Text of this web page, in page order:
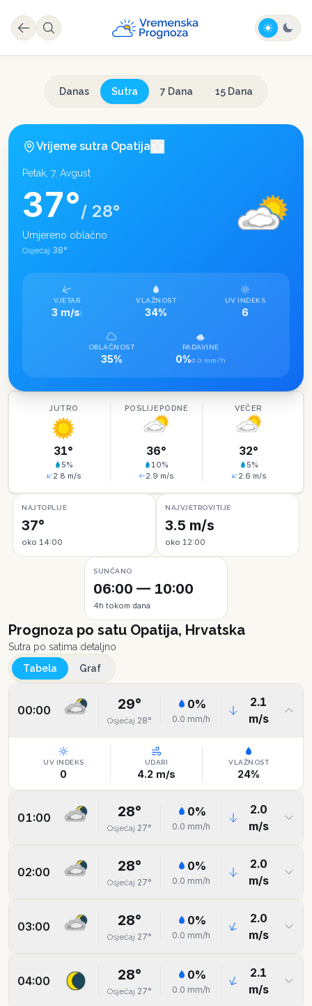
Danas Sutra 7 Dana 15 Dana
Vrijeme sutra Opatija
Petak, 7. Avgust
37°/ 28°
Umjereno oblačno
Osjećaj 38°
VJETAR
3 m/sI
VLAŽNOST
34%
UV INDEKS
6
OBLAČNOST
35%
PADAVINE
0%0.0 mm/h
JUTRO
31°
5%
2.8 m/s
POSLIJEPODNE
36°
10%
2.9 m/s
VEČER
32°
5%
2.6 m/s
NAJTOPLIJE
37°
oko 14:00
NAJVJETROVITIJE
3.5 m/s
oko 12:00
SUNČANO
06:00 — 10:00
4h tokom dana
Prognoza po satu Opatija, Hrvatska
Sutra po satima detaljno
Tabela
Graf
00:00 29°
Osjećaj 28°
0%
0.0 mm/h
2.1
m/s
UV INDEKS
0
UDARI
4.2 m/s
VLAŽNOST
24%
01:00 28°
Osjećaj 27°
0%
0.0 mm/h
2.0
m/s
02:00 28°
Osjećaj 27°
0%
0.0 mm/h
2.0
m/s
03:00 28°
Osjećaj 27°
0%
0.0 mm/h
2.0
m/s
04:00 28°
Osjećaj 27°
0%
0.0 mm/h
2.1
m/s